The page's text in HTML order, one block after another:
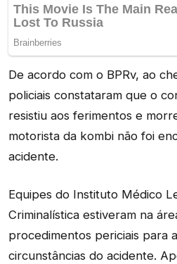
De acordo com o BPRv, ao
policiais constataram que o
resistiu aos ferimentos e
motorista da kombi não foi
acidente.
Equipes do Instituto Médico
Criminalística estiveram na
procedimentos periciais para
circunstâncias do acidente.